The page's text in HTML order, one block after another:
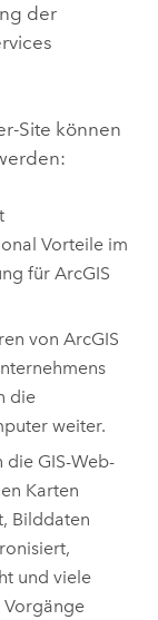
der
-Site können
Vorteile im
fürArcGIS
vonArcGIS
die
weiter.
die GIS-Web-
Karten
Bilddaten
und viele
Vorgänge